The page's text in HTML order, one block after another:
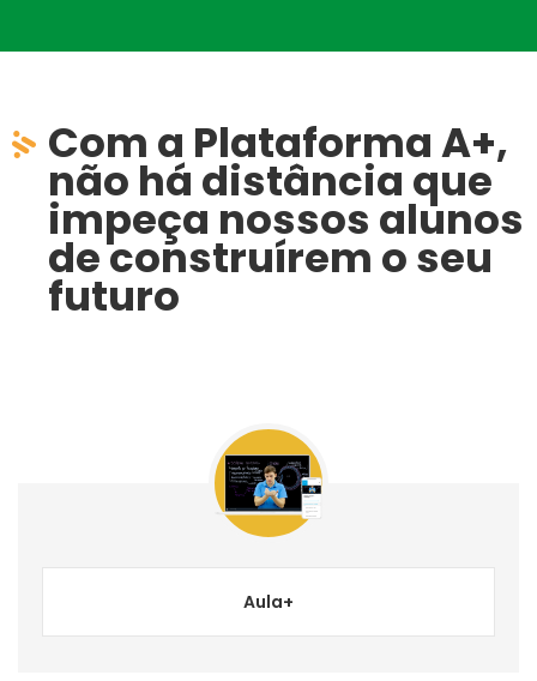
Com a Plataforma A+,
não há distância que
impeça nossos alunos
de construírem o seu
futuro
Aula+